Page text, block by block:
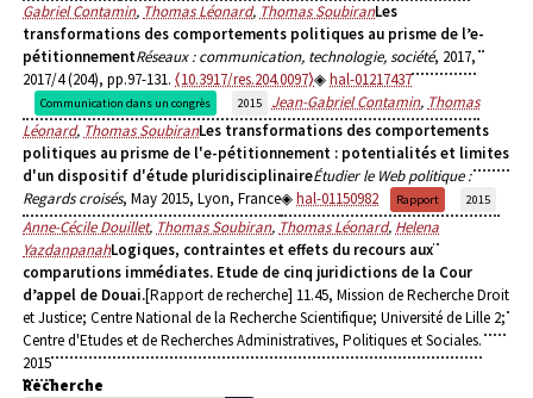
Gabriel Contamin, Thomas Léonard, Thomas SoubiranLes
transformations des comportements politiques au prisme de l’e-
pétitionnementRéseaux : communication, technologie, société, 2017,
2017/4 (204), pp.97-131. ⟨10.3917/res.204.0097⟩ hal-01217437
Communication dans un congrès 2015 Jean-Gabriel Contamin, Thomas
Léonard, Thomas SoubiranLes transformations des comportements
politiques au prisme de l'e-pétitionnement : potentialités et limites
d'un dispositif d'étude pluridisciplinaireÉtudier le Web politique :
Regards croisés, May 2015, Lyon, France hal-01150982 Rapport 2015
Anne-Cécile Douillet, Thomas Soubiran, Thomas Léonard, Helena
YazdanpanahLogiques, contraintes et effets du recours aux
comparutions immédiates. Etude de cinq juridictions de la Cour
d’appel de Douai.[Rapport de recherche] 11.45, Mission de Recherche Droit
et Justice; Centre National de la Recherche Scientifique; Université de Lille 2;
Centre d'Etudes et de Recherches Administratives, Politiques et Sociales.
2015
Recherche